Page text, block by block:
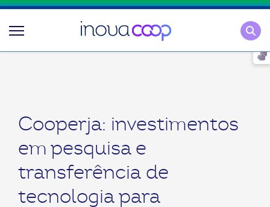
Cooperja: investimentos
em pesquisa e
transferência de
tecnologia para